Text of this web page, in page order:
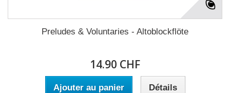
Preludes & Voluntaries - Altoblockflöte
14.90 CHF
Ajouter au panier Détails